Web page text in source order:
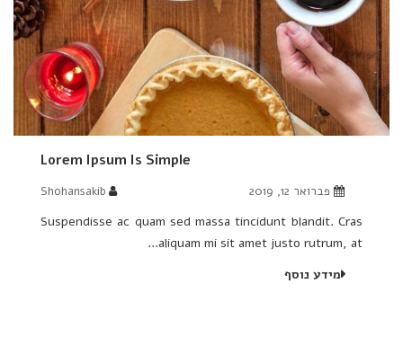
Lorem Ipsum Is Simple
Shohansakib פברואר 12, 2019
Suspendisse ac quam sed massa tincidunt blandit. Cras
aliquam mi sit amet justo rutrum, at...
מידע נוסף